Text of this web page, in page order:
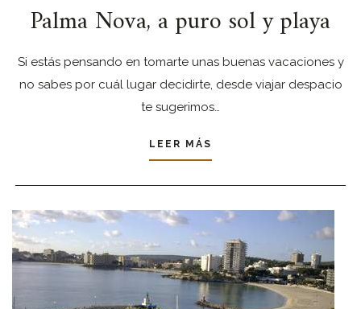
Palma Nova, a puro sol y playa
Si estás pensando en tomarte unas buenas vacaciones y
no sabes por cuál lugar decidirte, desde viajar despacio
te sugerimos…
LEER MÁS